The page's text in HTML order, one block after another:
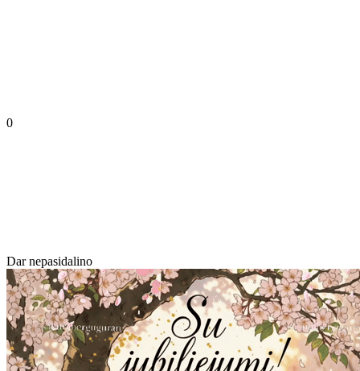
0
Dar nepasidalino